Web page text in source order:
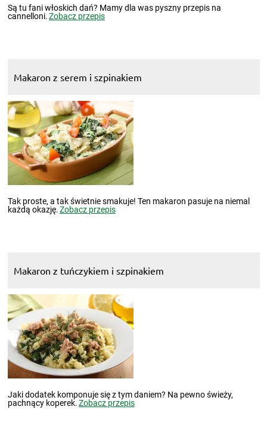
Są tu fani włoskich dań? Mamy dla was pyszny przepis na
cannelloni.Zobacz przepis
Makaron z serem i szpinakiem
Tak proste, a tak świetnie smakuje! Ten makaron pasuje na niemal
każdą okazję.Zobacz przepis
Makaron z tuńczykiem i szpinakiem
Jaki dodatek komponuje się z tym daniem? Na pewno świeży,
pachnący koperek.Zobacz przepis